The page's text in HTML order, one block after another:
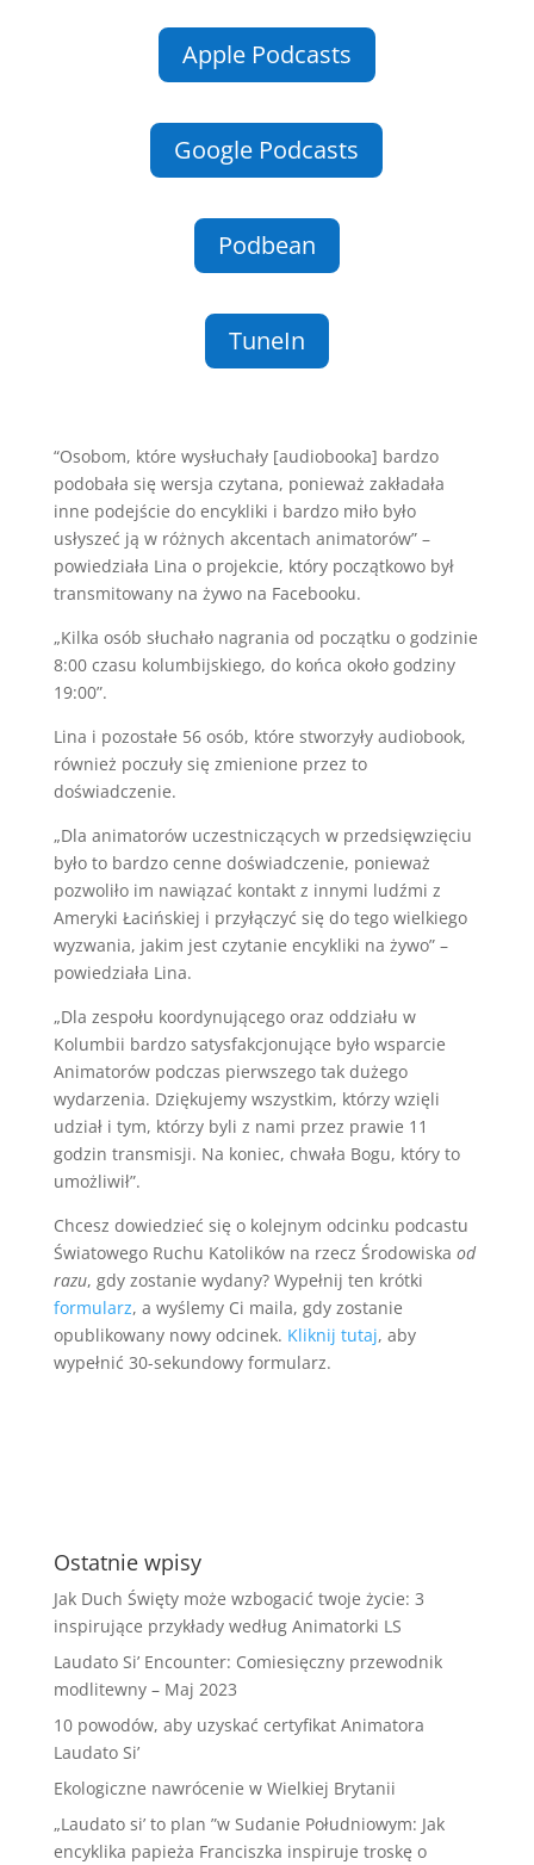
Apple Podcasts
Google Podcasts
Podbean
TuneIn
“Osobom, które wysłuchały [audiobooka] bardzo
podobała się wersja czytana, ponieważ zakładała
inne podejście do encykliki i bardzo miło było
usłyszeć ją w różnych akcentach animatorów” –
powiedziała Lina o projekcie, który początkowo był
transmitowany na żywo na Facebooku.
„Kilka osób słuchało nagrania od początku o godzinie
8:00 czasu kolumbijskiego, do końca około godziny
19:00”.
Lina i pozostałe 56 osób, które stworzyły audiobook,
również poczuły się zmienione przez to
doświadczenie.
„Dla animatorów uczestniczących w przedsięwzięciu
było to bardzo cenne doświadczenie, ponieważ
pozwoliło im nawiązać kontakt z innymi ludźmi z
Ameryki Łacińskiej i przyłączyć się do tego wielkiego
wyzwania, jakim jest czytanie encykliki na żywo” –
powiedziała Lina.
„Dla zespołu koordynującego oraz oddziału w
Kolumbii bardzo satysfakcjonujące było wsparcie
Animatorów podczas pierwszego tak dużego
wydarzenia. Dziękujemy wszystkim, którzy wzięli
udział i tym, którzy byli z nami przez prawie 11
godzin transmisji. Na koniec, chwała Bogu, który to
umożliwił”.
Chcesz dowiedzieć się o kolejnym odcinku podcastu
Światowego Ruchu Katolików na rzecz Środowiska od
razu, gdy zostanie wydany? Wypełnij ten krótki
formularz, a wyślemy Ci maila, gdy zostanie
opublikowany nowy odcinek. Kliknij tutaj, aby
wypełnić 30-sekundowy formularz.
Ostatnie wpisy
Jak Duch Święty może wzbogacić twoje życie: 3
inspirujące przykłady według Animatorki LS
Laudato Si’ Encounter: Comiesięczny przewodnik
modlitewny – Maj 2023
10 powodów, aby uzyskać certyfikat Animatora
Laudato Si’
Ekologiczne nawrócenie w Wielkiej Brytanii
„Laudato si’ to plan ”w Sudanie Południowym: Jak
encyklika papieża Franciszka inspiruje troskę o